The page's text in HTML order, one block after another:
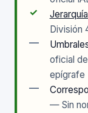
✓
División
—
oficial
epígrafe
—
— Sin